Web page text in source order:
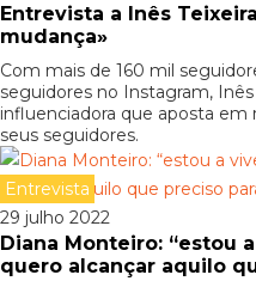
Entrevista a Inês
mudança»
Com mais de 160 mil
seguidores no Instagram,
influenciadora que aposta
seus seguidores.
Entrevista
29 julho 2022
Diana Monteiro: “estou
quero alcançar aquilo